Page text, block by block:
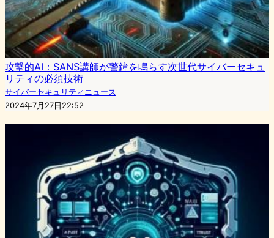
攻撃的AI：SANS講師が警鐘を鳴らす次世代サイバーセキュ
リティの必須技術
サイバーセキュリティニュース
2024年7月27日22:52